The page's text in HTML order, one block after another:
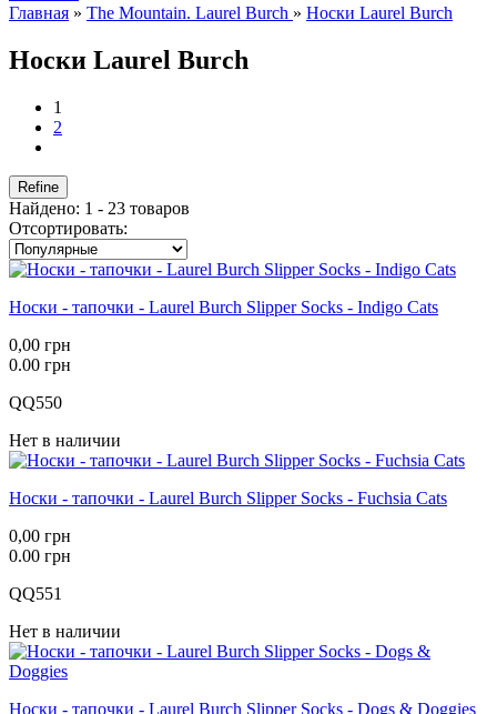
Главная » The Mountain. Laurel Burch » Носки Laurel Burch
Носки Laurel Burch
1
2
Refine
Найдено: 1 - 23 товаров
Отсортировать:
Носки - тапочки - Laurel Burch Slipper Socks - Indigo Cats
0,00 грн
0.00 грн
QQ550
Нет в наличии
Носки - тапочки - Laurel Burch Slipper Socks - Fuchsia Cats
0,00 грн
0.00 грн
QQ551
Нет в наличии
Носки - тапочки - Laurel Burch Slipper Socks - Dogs & Doggies